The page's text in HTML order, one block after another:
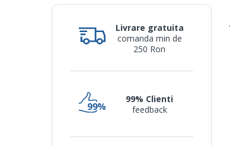
Livrare gratuita
comanda min de
250 Ron
99% Clienti
feedback